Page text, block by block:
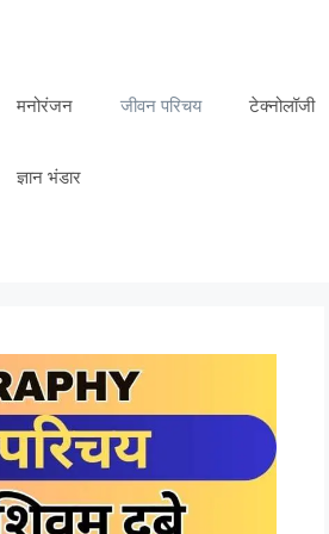
मनोरंजन जीवन परिचय टेक्नोलॉजी
ज्ञान भंडार